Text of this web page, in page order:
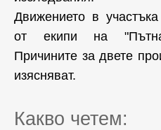
Движението в
от екипи на
Причините за двете
изясняват.
Какво четем: